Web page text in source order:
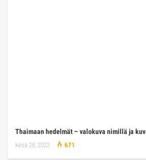
Thaimaan hedelmät – valokuva nimillä ja
kesä 28, 2022 671